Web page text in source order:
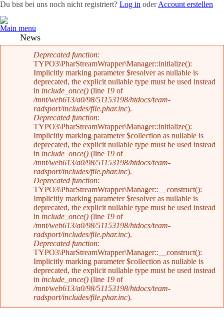
Du bist bei uns noch nicht registriert? Log in oderAccount erstellen
Main menu
News
Fehlermeldung
Deprecated function:
TYPO3\PharStreamWrapper\Manager::initialize():
Implicitly marking parameter $resolver as nullable is
deprecated, the explicit nullable type must be used instead
in include_once() (line 19 of
/mnt/web613/a0/98/51153198/htdocs/team-
radsport/includes/file.phar.inc).
Deprecated function:
TYPO3\PharStreamWrapper\Manager::initialize():
Implicitly marking parameter $collection as nullable is
deprecated, the explicit nullable type must be used instead
in include_once() (line 19 of
/mnt/web613/a0/98/51153198/htdocs/team-
radsport/includes/file.phar.inc).
Deprecated function:
TYPO3\PharStreamWrapper\Manager::__construct():
Implicitly marking parameter $resolver as nullable is
deprecated, the explicit nullable type must be used instead
in include_once() (line 19 of
/mnt/web613/a0/98/51153198/htdocs/team-
radsport/includes/file.phar.inc).
Deprecated function:
TYPO3\PharStreamWrapper\Manager::__construct():
Implicitly marking parameter $collection as nullable is
deprecated, the explicit nullable type must be used instead
in include_once() (line 19 of
/mnt/web613/a0/98/51153198/htdocs/team-
radsport/includes/file.phar.inc).